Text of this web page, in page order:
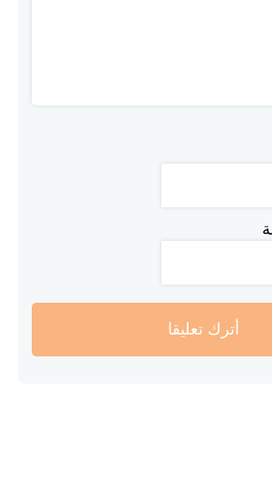
أترك تعليقا